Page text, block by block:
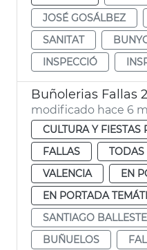
JOSÉ GOSÁLBEZ
SANITAT
INSPECCIÓ
Buñolerias Fallas
modificado hace 6
CULTURA Y FIESTAS
FALLAS
TODAS
VALENCIA
EN
EN PORTADA
SANTIAGO
BUÑUELOS